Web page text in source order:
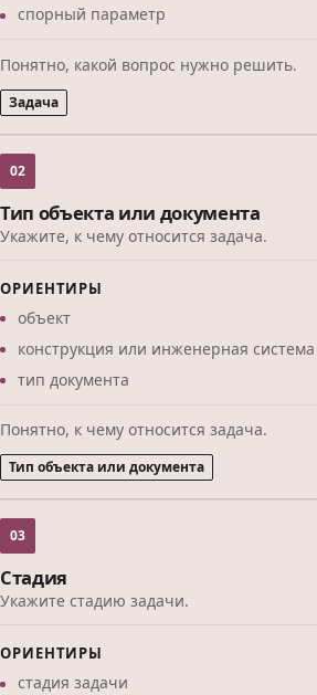
спорный параметр
Понятно, какой вопрос нужно решить.
Задача
02
Тип объекта или документа
Укажите, к чему относится задача.
ОРИЕНТИРЫ
объект
конструкция или инженерная система
тип документа
Понятно, к чему относится задача.
Тип объекта или документа
03
Стадия
Укажите стадию задачи.
ОРИЕНТИРЫ
стадия задачи